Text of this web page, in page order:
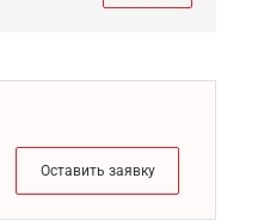
Оставить заявку